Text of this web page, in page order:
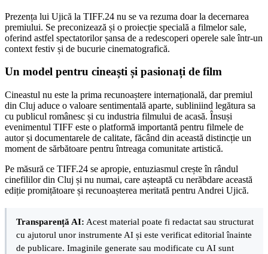
Prezența lui Ujică la TIFF.24 nu se va rezuma doar la decernarea
premiului. Se preconizează și o proiecție specială a filmelor sale,
oferind astfel spectatorilor șansa de a redescoperi operele sale într-un
context festiv și de bucurie cinematografică.
Un model pentru cineaști și pasionați de film
Cineastul nu este la prima recunoaștere internațională, dar premiul
din Cluj aduce o valoare sentimentală aparte, subliniind legătura sa
cu publicul românesc și cu industria filmului de acasă. Însuși
evenimentul TIFF este o platformă importantă pentru filmele de
autor și documentarele de calitate, făcând din această distincție un
moment de sărbătoare pentru întreaga comunitate artistică.
Pe măsură ce TIFF.24 se apropie, entuziasmul crește în rândul
cinefililor din Cluj și nu numai, care așteaptă cu nerăbdare această
ediție promițătoare și recunoașterea meritată pentru Andrei Ujică.
Transparență AI: Acest material poate fi redactat sau structurat
cu ajutorul unor instrumente AI și este verificat editorial înainte
de publicare. Imaginile generate sau modificate cu AI sunt